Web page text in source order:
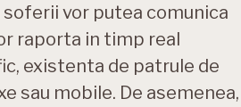
vor putea comunica
raporta in timp real
existenta de patrule de
sau mobile. De asemenea,